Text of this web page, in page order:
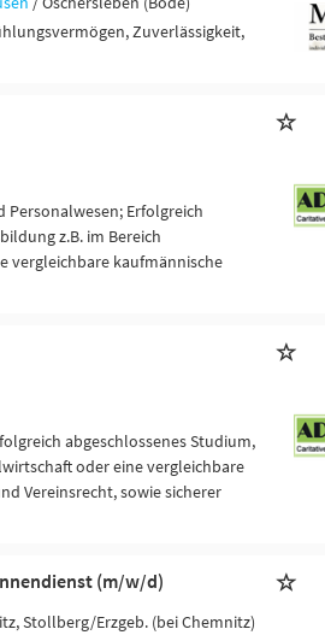
Zuverlässigkeit,
Personalwesen; Erfolgreich
z.B. im Bereich
vergleichbare kaufmännische
abgeschlossenes Studium,
oder eine vergleichbare
Vereinsrecht, sowie sicherer
(m/w/d)
Stollberg/Erzgeb. (bei Chemnitz)